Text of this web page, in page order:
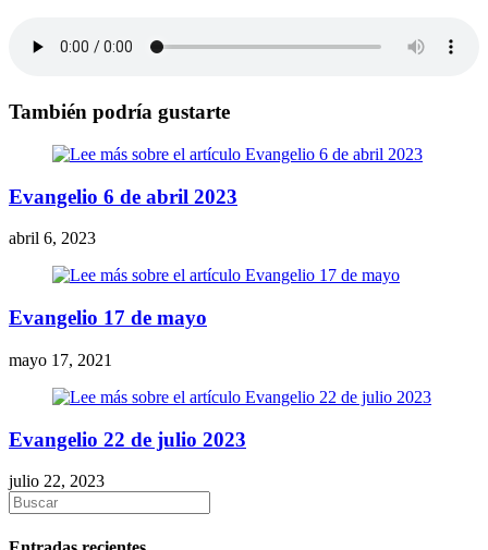
También podría gustarte
Evangelio 6 de abril 2023
abril 6, 2023
Evangelio 17 de mayo
mayo 17, 2021
Evangelio 22 de julio 2023
julio 22, 2023